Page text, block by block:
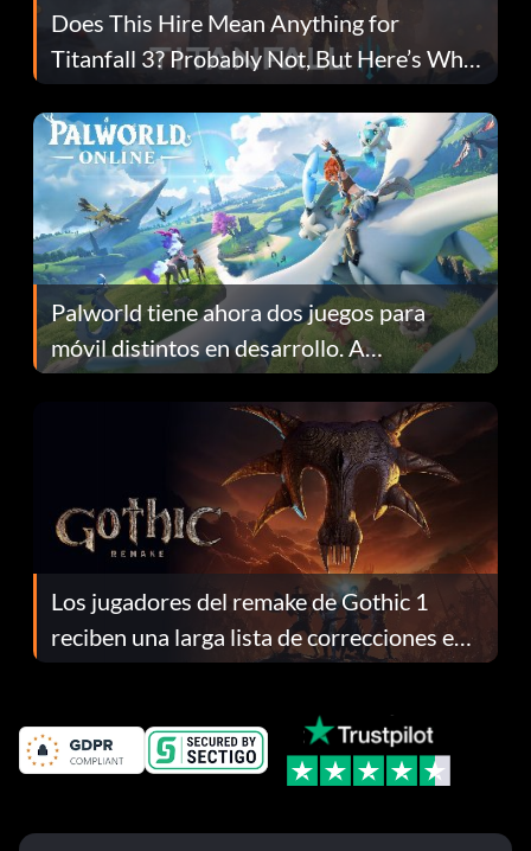
Does This Hire Mean Anything for
Titanfall 3? Probably Not, But Here’s Why
Fans Are Hopeful
Palworld tiene ahora dos juegos para
móvil distintos en desarrollo. A
continuación te explicamos por qué.
Los jugadores del remake de Gothic 1
reciben una larga lista de correcciones en
el parche 1.0.4